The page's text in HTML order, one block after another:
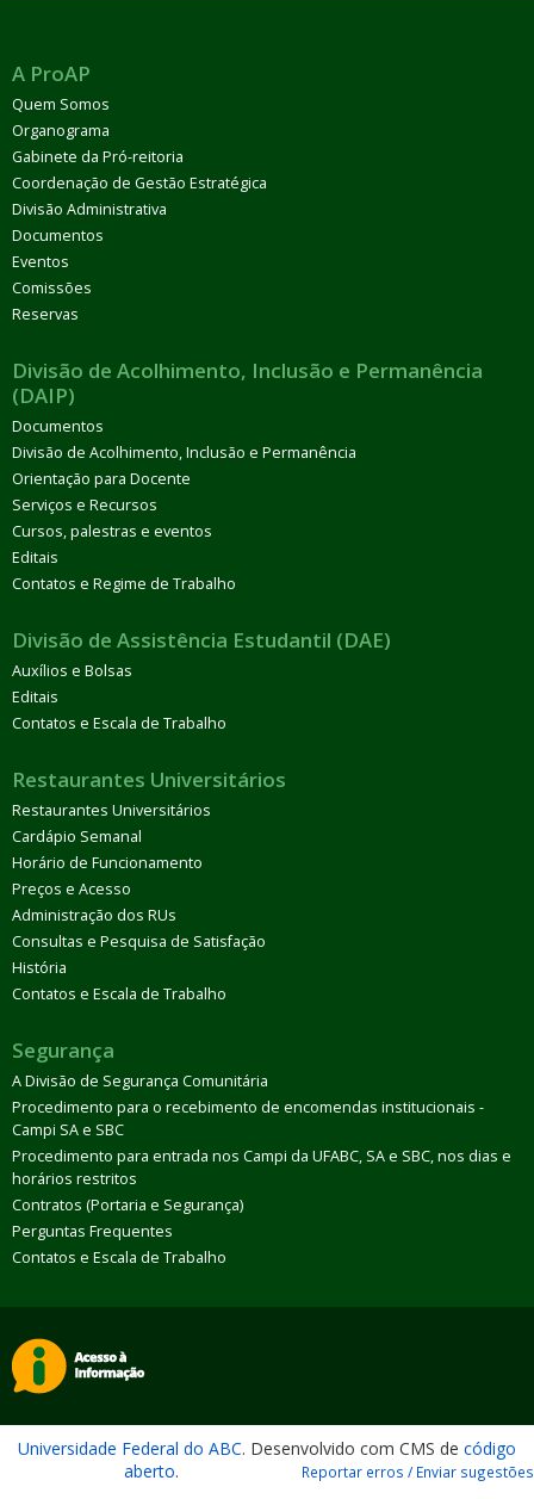
A ProAP
Quem Somos
Organograma
Gabinete da Pró-reitoria
Coordenação de Gestão Estratégica
Divisão Administrativa
Documentos
Eventos
Comissões
Reservas
Divisão de Acolhimento, Inclusão e Permanência
(DAIP)
Documentos
Divisão de Acolhimento, Inclusão e Permanência
Orientação para Docente
Serviços e Recursos
Cursos, palestras e eventos
Editais
Contatos e Regime de Trabalho
Divisão de Assistência Estudantil (DAE)
Auxílios e Bolsas
Editais
Contatos e Escala de Trabalho
Restaurantes Universitários
Restaurantes Universitários
Cardápio Semanal
Horário de Funcionamento
Preços e Acesso
Administração dos RUs
Consultas e Pesquisa de Satisfação
História
Contatos e Escala de Trabalho
Segurança
A Divisão de Segurança Comunitária
Procedimento para o recebimento de encomendas institucionais -
Campi SA e SBC
Procedimento para entrada nos Campi da UFABC, SA e SBC, nos dias e
horários restritos
Contratos (Portaria e Segurança)
Perguntas Frequentes
Contatos e Escala de Trabalho
Universidade Federal do ABC. Desenvolvido com CMS de código
aberto. Reportar erros / Enviar sugestões